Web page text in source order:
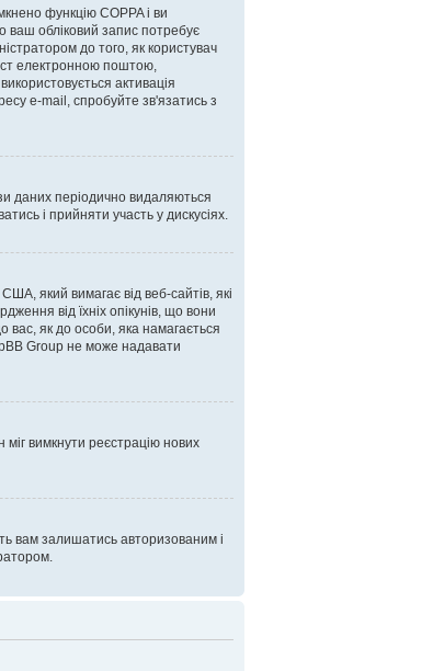
функцію COPPA і ви
ваш обліковий запис потребує
до того, як користувач
електронною поштою,
активація
e-mail, спробуйте зв'язатись з
даних періодично видаляються
і прийняти участь у дискусіях.
який вимагає від веб-сайтів, які
від їхніх опікунів, що вони
вас, як до особи, яка намагається
Group не може надавати
вимкнути реєстрацію нових
вам залишатись авторизованим і